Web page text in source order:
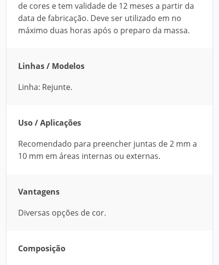
de cores e tem validade de 12 meses a partir da
data de fabricação. Deve ser utilizado em no
máximo duas horas após o preparo da massa.
Linhas / Modelos
Linha: Rejunte.
Uso / Aplicações
Recomendado para preencher juntas de 2 mm a
10 mm em áreas internas ou externas.
Vantagens
Diversas opções de cor.
Composição